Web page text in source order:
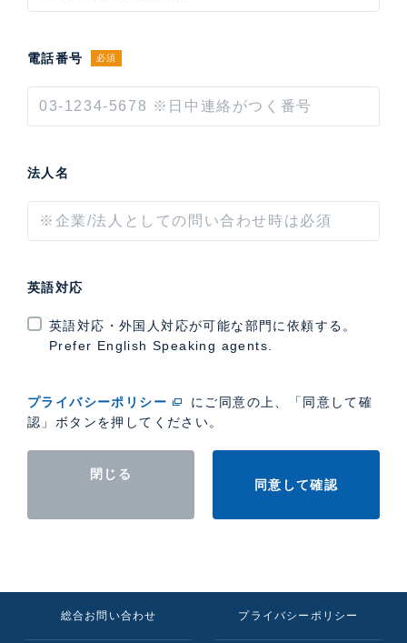
電話番号 必須
法人名
英語対応
英語対応・外国人対応が可能な部門に依頼する。
Prefer English Speaking agents.
プライバシーポリシー
にご同意の上、「同意して確
認」ボタンを押してください。
閉じる
同意して確認
総合お問い合わせ プライバシーポリシー